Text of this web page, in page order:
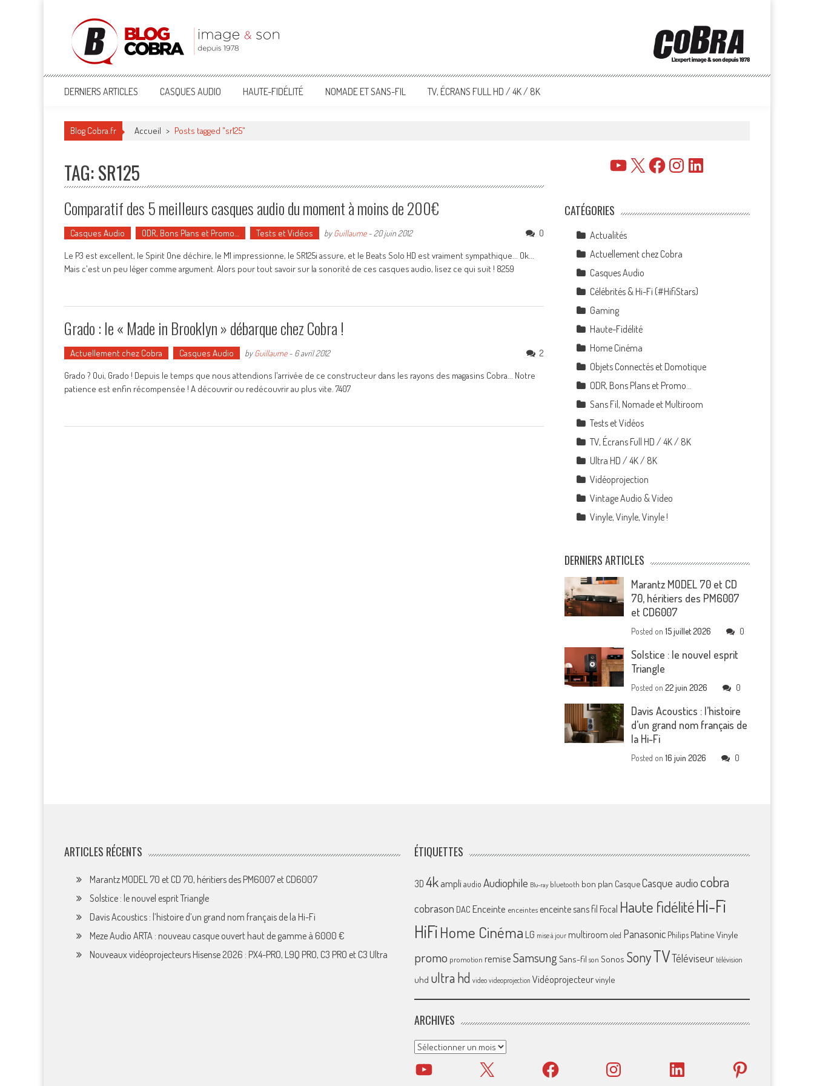
Blog Cobra
Toute l'actu Image & Son !
DERNIERS ARTICLES CASQUES AUDIO HAUTE-FIDÉLITÉ NOMADE ET SANS-FIL TV, ÉCRANS FULL HD / 4K / 8K
Blog Cobra.fr Accueil > Posts tagged "sr125"
TAG: SR125
Comparatif des 5 meilleurs casques audio du moment à moins de 200€
Casques Audio ODR, Bons Plans et Promo… Tests et Vidéos byGuillaume- 20 juin 2012
0
Le P3 est excellent, le Spirit One déchire, le M1 impressionne, le SR125i assure, et le Beats Solo HD est vraiment sympathique... Ok...
Mais c'est un peu léger comme argument. Alors pour tout savoir sur la sonorité de ces casques audio, lisez ce qui suit ! 8259
Grado : le « Made in Brooklyn » débarque chez Cobra !
Actuellement chez Cobra Casques Audio byGuillaume- 6 avril 2012
2
Grado ? Oui, Grado ! Depuis le temps que nous attendions l'arrivée de ce constructeur dans les rayons des magasins Cobra... Notre
patience est enfin récompensée ! A découvrir ou redécouvrir au plus vite. 7407
YouTube
X FacebookInstagramLinkedIn
CATÉGORIES
Actualités
Actuellement chez Cobra
Casques Audio
Célébrités & Hi-Fi (#HifiStars)
Gaming
Haute-Fidélité
Home Cinéma
Objets Connectés et Domotique
ODR, Bons Plans et Promo…
Sans Fil, Nomade et Multiroom
Tests et Vidéos
TV, Écrans Full HD / 4K / 8K
Ultra HD / 4K / 8K
Vidéoprojection
Vintage Audio & Video
Vinyle, Vinyle, Vinyle !
DERNIERS ARTICLES
Marantz MODEL 70 et CD
70, héritiers des PM6007
et CD6007
Posted on15 juillet 2026 0
Solstice : le nouvel esprit
Triangle
Posted on22 juin 2026 0
Davis Acoustics : l’histoire
d’un grand nom français de
la Hi-Fi
Posted on16 juin 2026 0
ARTICLES RÉCENTS
Marantz MODEL 70 et CD 70, héritiers des PM6007 et CD6007
Solstice : le nouvel esprit Triangle
Davis Acoustics : l’histoire d’un grand nom français de la Hi-Fi
Meze Audio ARTA : nouveau casque ouvert haut de gamme à 6000 €
Nouveaux vidéoprojecteurs Hisense 2026 : PX4-PRO, L9Q PRO, C3 PRO et C3 Ultra
ÉTIQUETTES
3D 4k ampliaudio Audiophile Blu-ray bluetooth bon plan CasqueCasque audio cobra
cobrason DAC Enceinte enceintes enceinte sans fil Focal Haute fidélitéHi-Fi
HiFiHome Cinéma LG mise à jour multiroom oled Panasonic Philips Platine Vinyle
promo promotion remiseSamsungSans-fil son Sonos SonyTVTéléviseur télévision
uhd ultra hd video videoprojection Vidéoprojecteurvinyle
ARCHIVES
Archives
YouTube X Facebook Instagram LinkedIn Pinterest